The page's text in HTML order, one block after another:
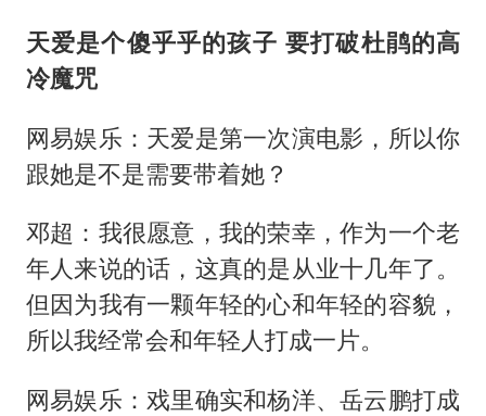
天爱是个傻乎乎的孩子 要打破杜鹃的高
冷魔咒
网易娱乐：天爱是第一次演电影，所以你
跟她是不是需要带着她？
邓超：我很愿意，我的荣幸，作为一个老
年人来说的话，这真的是从业十几年了。
但因为我有一颗年轻的心和年轻的容貌，
所以我经常会和年轻人打成一片。
网易娱乐：戏里确实和杨洋、岳云鹏打成